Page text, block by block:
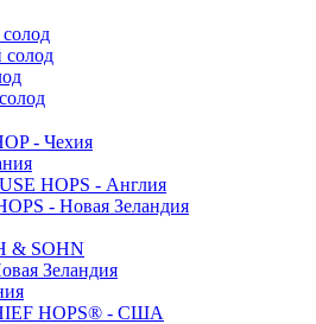
солод
- Чехия
HOPS - Англия
- Новая Зеландия
& SOHN
Зеландия
HOPS® - США